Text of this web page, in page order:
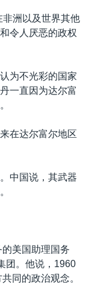
非洲以及世界其他
令人厌恶的政权
为不光彩的国家
一直因为达尔富
在达尔富尔地区
中国说，其武器
美国助理国务
团。他说，1960
同的政治观念。